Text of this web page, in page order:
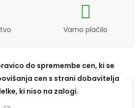
Varno plačilo
do spremembe cen, ki se
cen s strani dobavitelja
ki niso na zalogi.